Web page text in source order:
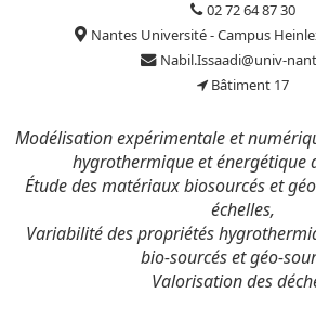
02 72 64 87 30
Nantes Université - Campus
Nabil.Issaadi@univ-
Bâtiment 17
Modélisation expérimentale et
hygrothermique et énergétique
Étude des matériaux biosourcés et
échelles,
Variabilité des propriétés
bio-sourcés et géo-
Valorisation des